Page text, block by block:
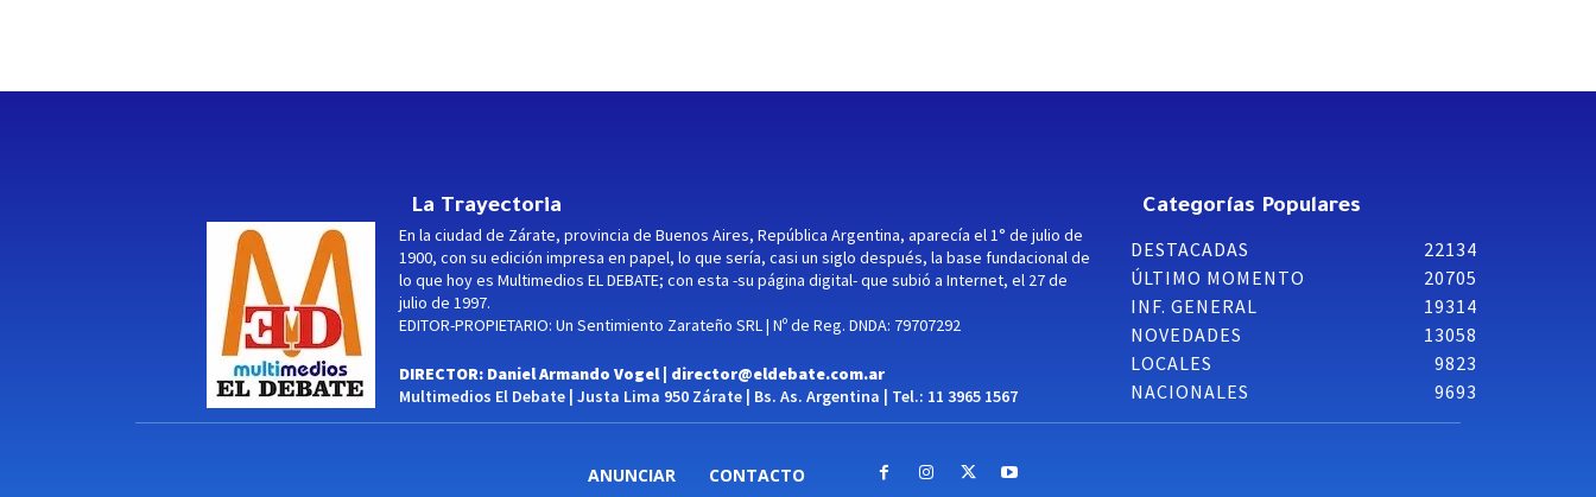
La Trayectoria
En la ciudad de Zárate, provincia de Buenos Aires, República Argentina, aparecía el 1° de julio de
1900, con su edición impresa en papel, lo que sería, casi un siglo después, la base fundacional de
lo que hoy es Multimedios EL DEBATE; con esta -su página digital- que subió a Internet, el 27 de
julio de 1997.
EDITOR-PROPIETARIO: Un Sentimiento Zarateño SRL | Nº de Reg. DNDA: 79707292
DIRECTOR: Daniel Armando Vogel | director@eldebate.com.ar
Multimedios El Debate | Justa Lima 950 Zárate | Bs. As. Argentina | Tel.: 11 3965 1567
Categorías Populares
DESTACADAS
22134
ÚLTIMO MOMENTO
20705
INF. GENERAL
19314
NOVEDADES
13058
LOCALES
9823
NACIONALES
9693
ANUNCIAR CONTACTO